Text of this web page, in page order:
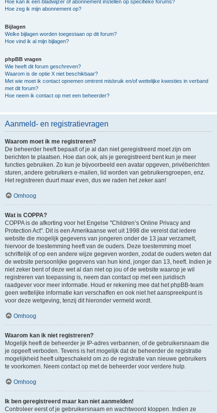
Hoe kan ik een bladwijzer of abonnement instellen op specifieke forums?
Hoe zeg ik mijn abonnement op?
Bijlagen
Welke bijlagen worden toegestaan op dit forum?
Hoe vind ik al mijn bijlagen?
phpBB vragen
Wie heeft dit forum geschreven?
Waarom is de optie X niet beschikbaar?
Met wie moet ik contact opnemen omtrent misbruik en/of wettelijke kwesties in verband
met dit forum?
Hoe neem ik contact op met een beheerder?
Aanmeld- en registratievragen
Waarom moet ik me registreren?
De beheerder heeft bepaalt of je al dan niet geregistreerd moet zijn om
berichten te plaatsen. Hoe dan ook, als je geregistreerd bent kun je meer
functies gebruiken. Zo kun je bijvoorbeeld een avatar opgeven, privéberichten
sturen, andere gebruikers e-mailen, lid worden van gebruikersgroepen, enz.
Het registreren duurt maar even, dus we raden het zeker aan!
Omhoog
Wat is COPPA?
COPPA is de afkorting voor het Engelse "Children’s Online Privacy and
Protection Act". Dit is een Amerikaanse wet uit 1998 die vereist dat iedere
website die mogelijk gegevens van jongeren onder de 13 jaar verzamelt,
hiervoor de toestemming heeft van de ouders. Deze toestemming moet
schriftelijk of op een andere wijze gegeven worden, zodat de ouders weten dat
de website persoonlijke gegevens van hun kind, jonger dan 13, heeft. Indien je
niet zeker bent of deze wet al dan niet op jou of de website waarop je wil
registreren van toepassing is, neem dan contact op met een juridisch
raadgever voor meer informatie. Houd er rekening mee dat het phpBB-team
geen wettelijke informatie kan verschaffen en ook niet het aanspreekpunt is
voor deze wetgeving, tenzij dit hieronder vermeld wordt.
Omhoog
Waarom kan ik niet registreren?
Mogelijk heeft de beheerder je IP-adres verbannen, of de gebruikersnaam die
je opgeeft verboden. Tevens is het mogelijk dat de beheerder de registratie
mogelijkheid heeft uitgeschakeld om zo de registratie van nieuwe gebruikers
te voorkomen. Neem contact op met de beheerder voor verdere hulp.
Omhoog
Ik ben geregistreerd maar kan niet aanmelden!
Controleer eerst of je gebruikersnaam en wachtwoord kloppen. Indien ze